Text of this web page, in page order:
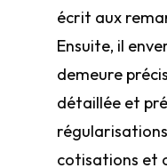
écrit aux
Ensuite, il
demeure
détaillée et
cotisations et